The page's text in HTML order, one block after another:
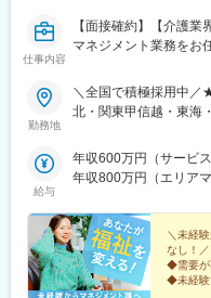
仕事内容
【面接確約】【介護
マネジメント業務をお
勤務地
＼全国で積極採用中
北・関東甲信越・東海
木、群馬、埼玉、千葉
東海／岐阜、静岡、愛
媛、高知■九州／福岡
沖縄★【エリア勤務希
充実していますので、
せください！☆『寮費
希望・移住希望の方は
給与
年収600万円（サービ
年収800万円（エリア
＼未経
なし！／
◆需要が
◆未経験